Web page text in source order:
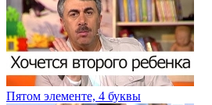
Пятом элементе, 4 буквы